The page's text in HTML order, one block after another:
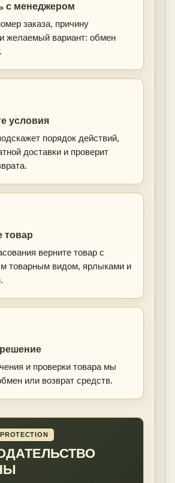
с менеджером
заказа, причину
желаемый вариант: обмен
условия
порядок действий,
доставки и проверит
товар
верните товар с
товарным видом, ярлыками и
и проверки товара мы
или возврат средств.